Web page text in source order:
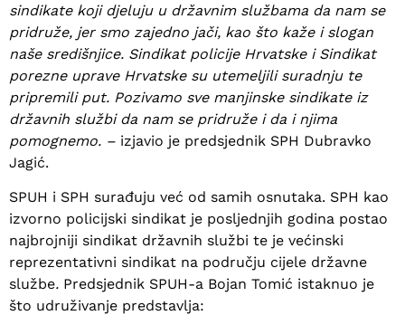
sindikate koji djeluju u državnim službama da nam se
pridruže, jer smo zajedno jači, kao što kaže i slogan
naše središnjice. Sindikat policije Hrvatske i Sindikat
porezne uprave Hrvatske su utemeljili suradnju te
pripremili put. Pozivamo sve manjinske sindikate iz
državnih službi da nam se pridruže i da i njima
pomognemo. – izjavio je predsjednik SPH Dubravko
Jagić.
SPUH i SPH surađuju već od samih osnutaka. SPH kao
izvorno policijski sindikat je posljednjih godina postao
najbrojniji sindikat državnih službi te je većinski
reprezentativni sindikat na području cijele državne
službe. Predsjednik SPUH-a Bojan Tomić istaknuo je
što udruživanje predstavlja: